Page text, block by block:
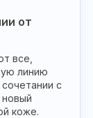
от
все,
линию
с
коже.